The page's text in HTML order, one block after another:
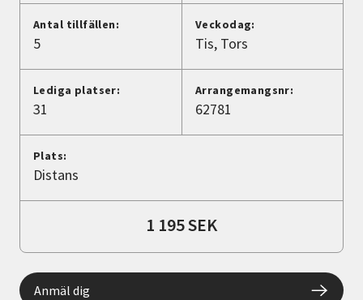
Lyssna
Antal tillfällen:
5
Veckodag:
Tis Tors
Lediga platser:
31
Arrangemangsnr:
62781
Plats:
Distans
1 195 SEK
Anmäl dig